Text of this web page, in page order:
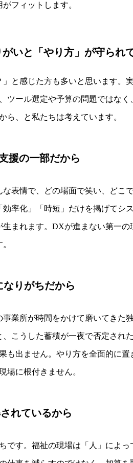
フィットします。
いと「やり方」が守られ
と感じた方も多いと思います。
ール選定や予算の問題ではなく
、と私たちは考えています。
援の一部だから
表情で、どの場面で笑い、どこ
率化」「時短」だけを掲げてシ
まれます。DXが進まない第一の
りがちだから
業所が時間をかけて磨いてきた
こうした蓄積が一夜で否定され
出ません。やり方を全面的に置
に根付きません。
れているから
です。福祉の現場は「人」によっ